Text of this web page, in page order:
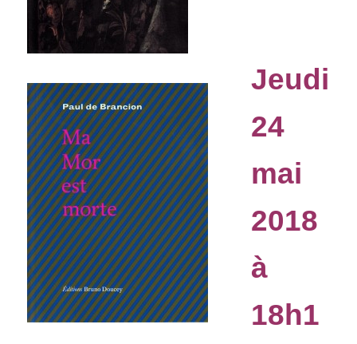
Jeudi
24
mai
2018
à
18h1